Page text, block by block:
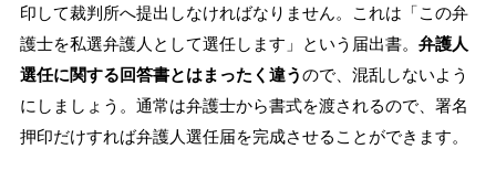
印して裁判所へ提出しなければなりません。これは「この弁
護士を私選弁護人として選任します」という届出書。 弁護人
選任に関する回答書とはまったく違うので、混乱しないよう
にしましょう。通常は弁護士から書式を渡されるので、署名
押印だけすれば弁護人選任届を完成させることができます。